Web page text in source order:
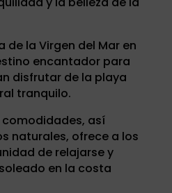
de la Virgen del Mar en
encantador para
disfrutar de la playa
tranquilo.
comodidades, así
naturales, ofrece a los
de relajarse y
en la costa